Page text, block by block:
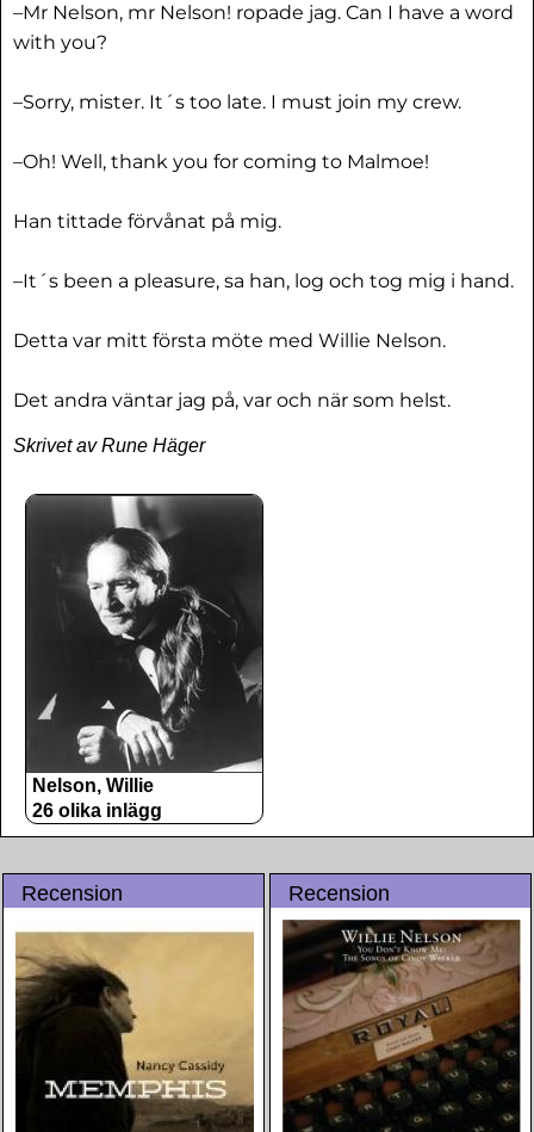
–Mr Nelson, mr Nelson! ropade jag. Can I have a word
with you?
–Sorry, mister. It´s too late. I must join my crew.
–Oh! Well, thank you for coming to Malmoe!
Han tittade förvånat på mig.
–It´s been a pleasure, sa han, log och tog mig i hand.
Detta var mitt första möte med Willie Nelson.
Det andra väntar jag på, var och när som helst.
Skrivet av Rune Häger
Nelson, Willie
26 olika inlägg
Recension Recension